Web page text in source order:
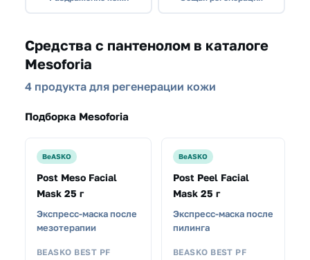
Средства с пантенолом в каталоге
Mesoforia
4 продукта для регенерации кожи
Подборка Mesoforia
BeASKO
Post Meso Facial
Mask 25 г
Экспресс-маска после
мезотерапии
BEASKO BEST PF
BeASKO
Post Peel Facial
Mask 25 г
Экспресс-маска после
пилинга
BEASKO BEST PF